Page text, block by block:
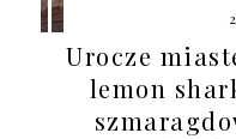
Urocze
lemon